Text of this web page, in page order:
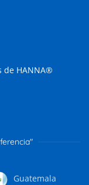
de HANNA®
Guatemala